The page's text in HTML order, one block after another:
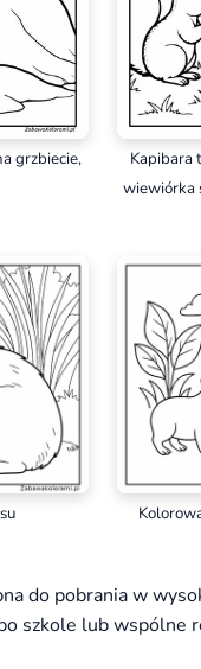
grzbiecie,
Kapibara
wiewiórka
do pobrania w
szkole lub wspólne